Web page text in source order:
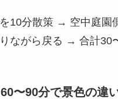
10分散策 → 空中庭園
ながら戻る → 合計30
〜90分で景色の違